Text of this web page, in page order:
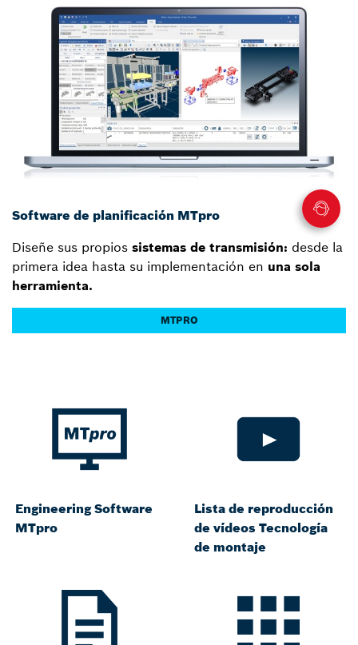
Software de planificación MTpro
Diseñe sus propios sistemas de transmisión: desde la
primera idea hasta su implementación en una sola
herramienta.
MTPRO
Engineering Software
MTpro
Lista de reproducción
de vídeos Tecnología
de montaje